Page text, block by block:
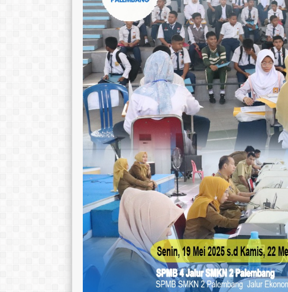
1671070904660004
196604091990031005
PNS
Syafrudin
NIK
NIP
STAT
GTK